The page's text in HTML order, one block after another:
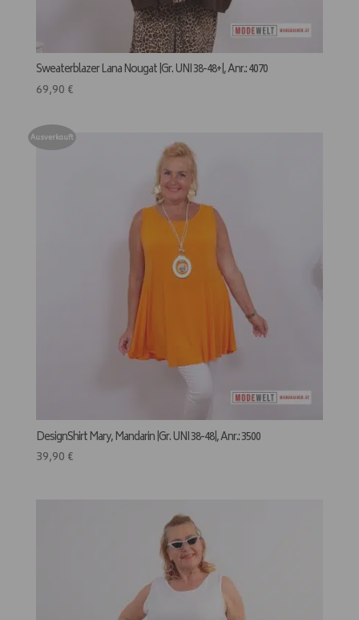
Sweaterblazer Lana Nougat |Gr. UNI 38-48+|, Anr.: 4070
69,90 €
Ausverkauft
DesignShirt Mary, Mandarin |Gr. UNI 38-48|, Anr.: 3500
39,90 €